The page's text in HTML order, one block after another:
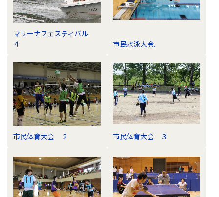
マリーナフェスティバル
４
市民水泳大会.
市民体育大会 ２ 市民体育大会 ３